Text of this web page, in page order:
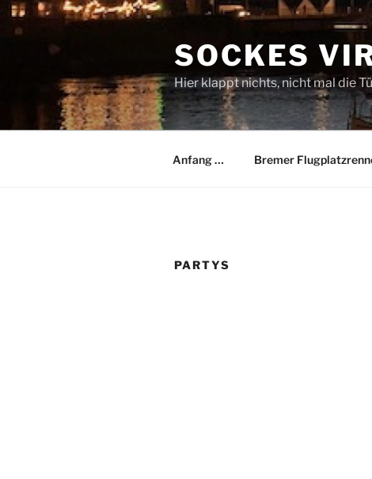
Zum
Inhalt
SOCKES
Hier klappt nichts, nicht mal die
Anfang … Bremer
PARTYS